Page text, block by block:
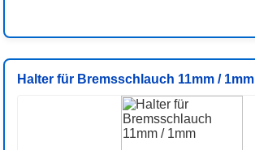
Halter für Bremsschlauch 11mm / 1mm